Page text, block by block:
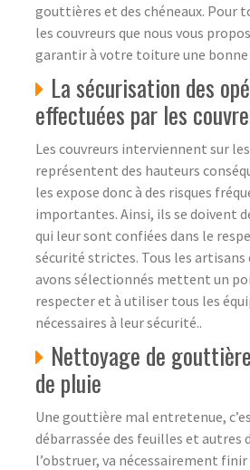
gouttières et des chéneaux. Pour
les couvreurs que nous vous
garantir à votre toiture une
La sécurisation des
effectuées par les
Les couvreurs interviennent sur
représentent des hauteurs
les expose donc à des risques
importantes. Ainsi, ils se doivent
qui leur sont confiées dans le
sécurité strictes. Tous les artisans
avons sélectionnés mettent un
respecter et à utiliser tous les
nécessaires à leur sécurité..
Nettoyage de
de pluie
Une gouttière mal entretenue,
débarrassée des feuilles et autres
l’obstruer, va nécessairement finir